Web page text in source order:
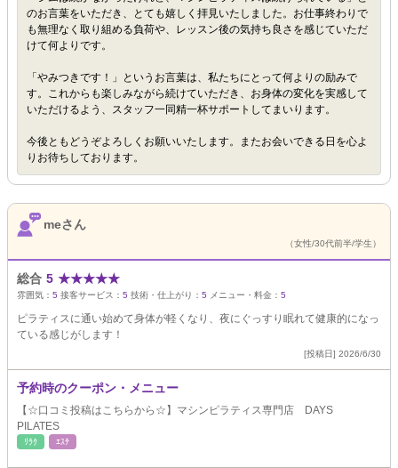
のお言葉をいただき、とても嬉しく拝見いたしました。お仕事終わりで
も無理なく取り組める負荷や、レッスン後の気持ち良さを感じていただ
けて何よりです。
「やみつきです！」というお言葉は、私たちにとって何よりの励みで
す。これからも楽しみながら続けていただき、お身体の変化を実感して
いただけるよう、スタッフ一同精一杯サポートしてまいります。
今後ともどうぞよろしくお願いいたします。またお会いできる日を心よ
りお待ちしております。
meさん
（女性/30代前半/学生）
総合 5 ★★★★★
雰囲気： 5 接客サービス： 5 技術・仕上がり： 5 メニュー・料金： 5
ピラティスに通い始めて身体が軽くなり、夜にぐっすり眠れて健康的になっ
ている感じがします！
[投稿日] 2026/6/30
予約時のクーポン・メニュー
【☆口コミ投稿はこちらから☆】マシンピラティス専門店 DAYS
PILATES
ﾘﾗｸ ｴｽﾃ